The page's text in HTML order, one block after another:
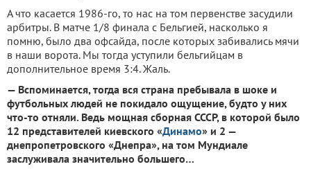
А что касается 1986-го, то нас на том первенстве засудили
арбитры. В матче 1/8 финала с Бельгией, насколько я
помню, было два офсайда, после которых забивались мячи
в наши ворота. Мы тогда уступили бельгийцам в
дополнительное время 3:4. Жаль.
— Вспоминается, тогда вся страна пребывала в шоке и
футбольных людей не покидало ощущение, будто у них
что-то отняли. Ведь мощная сборная СССР, в которой было
12 представителей киевского «Динамо» и 2 —
днепропетровского «Днепра», на том Мундиале
заслуживала значительно большего…